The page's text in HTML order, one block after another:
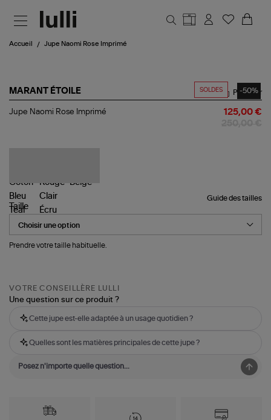
Accueil Jupe Naomi Rose Imprimé
SOLDES -50%
MARANT ÉTOILE
Jupe
Partager
Jupe Naomi Rose Imprimé 125,00 €
Guide des tailles
Taille
Prendre votre taille habituelle.
VOTRE CONSEILLÈRE LULLI
Une question sur ce produit ?
Cette jupe est-elle adaptée à un usage quotidien ?
Quelles sont les matières principales de cette jupe ?